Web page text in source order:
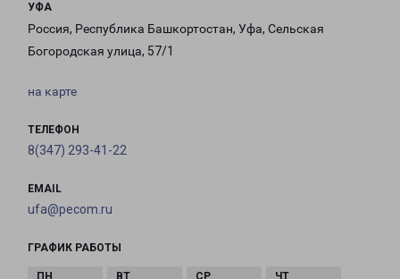
УФА
Россия, Республика Башкортостан, Уфа, Сельская
Богородская улица, 57/1
на карте
ТЕЛЕФОН
8(347) 293-41-22
EMAIL
ufa@pecom.ru
ГРАФИК РАБОТЫ